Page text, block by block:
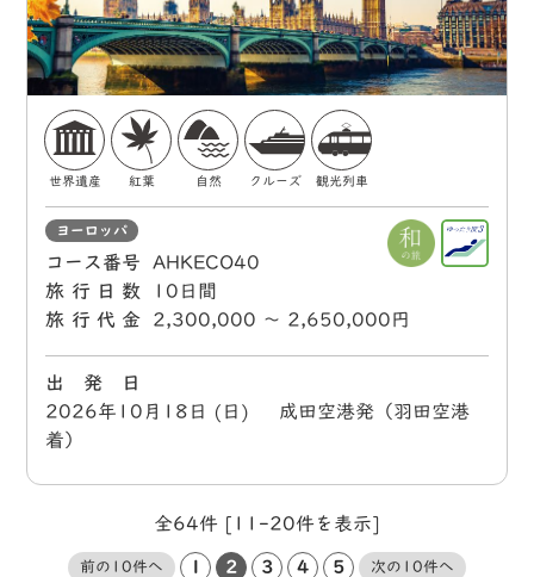
世界遺産 紅葉 自然 クルーズ 観光列車
ヨーロッパ
コース番号
AHKECO40
旅行日数
10日間
旅行代金
2,300,000 〜 2,650,000円
出 発 日
2026年10月18日 (日) 成田空港発（羽田空港
着）
全64件 [11-20件を表示]
前の10件へ 2 3 4 5 次の10件へ